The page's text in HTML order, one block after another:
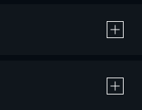
による作品の購入 / レンタルです。
ルは、20％のポイント還元です。